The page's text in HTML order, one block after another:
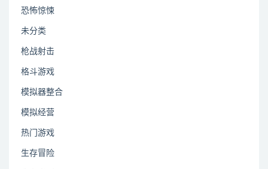
恐怖惊悚
未分类
枪战射击
格斗游戏
模拟器整合
模拟经营
热门游戏
生存冒险